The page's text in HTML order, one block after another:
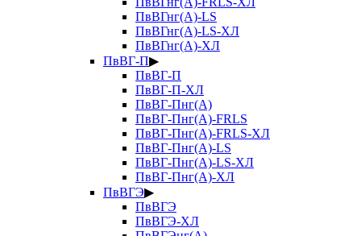
ПвВГнг(А)-LS
ПвВГнг(А)-LS-ХЛ
ПвВГнг(А)-ХЛ
ПвВГ-П▶
ПвВГ-П
ПвВГ-П-ХЛ
ПвВГ-Пнг(А)
ПвВГ-Пнг(А)-FRLS
ПвВГ-Пнг(А)-FRLS-ХЛ
ПвВГ-Пнг(А)-LS
ПвВГ-Пнг(А)-LS-ХЛ
ПвВГ-Пнг(А)-ХЛ
ПвВГЭ▶
ПвВГЭ
ПвВГЭ-ХЛ